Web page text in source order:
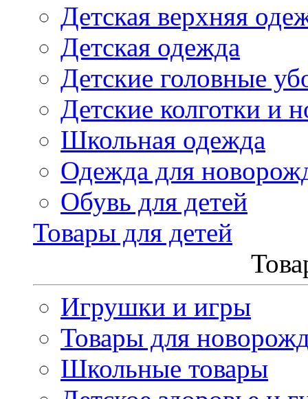
Детская верхняя
Детская одежда
Детские головные
Детские колготки и
Школьная одежда
Одежда для
Обувь для детей
Товары для детей
Игрушки и игры
Товары для
Школьные товары